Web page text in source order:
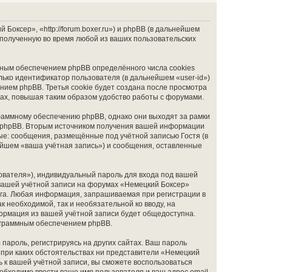
«http://forum.boxer.ru») и phpBB (в дальнейшем
во время любой из ваших пользовательских
обеспечением phpBB определённого числа cookies
идентификатор пользователя (в дальнейшем «user-id»)
phpBB. Третья cookie будет создана после просмотра
повышая таким образом удобство работы с форумами.
обеспечению phpBB, однако они выходят за рамки
Вторым источником получения вашей информации
сообщения, размещённые под учётной записью Гостя (в
«ваша учётная запись») и сообщения, оставленные
индивидуальный пароль для входа под вашей
учётной записи на форумах «Немецкий Боксер»
Любая информация, запрашиваемая при регистрации в
так и необязательной ко вводу, на
из вашей учётной записи будет общедоступна.
обеспечением phpBB.
регистрируясь на других сайтах. Ваш пароль
каких обстоятельствах ни представители «Немецкий
вашей учётной записи, вы сможете воспользоваться